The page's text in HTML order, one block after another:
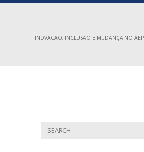
INOVAÇÃO, INCLUSÃO E MUDANÇA NO AEP